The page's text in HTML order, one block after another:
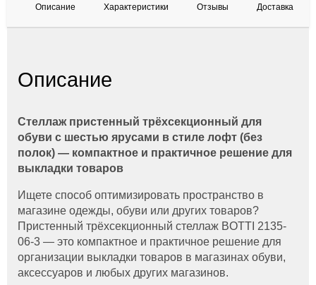
Описание Характеристики Отзывы Доставка
Описание
Стеллаж пристенный трёхсекционный для
обуви с шестью ярусами в стиле лофт (без
полок) — компактное и практичное решение для
выкладки товаров
Ищете способ оптимизировать пространство в
магазине одежды, обуви или других товаров?
Пристенный трёхсекционный стеллаж BOTTI 2135-
06-3 — это компактное и практичное решение для
организации выкладки товаров в магазинах обуви,
аксессуаров и любых других магазинов.